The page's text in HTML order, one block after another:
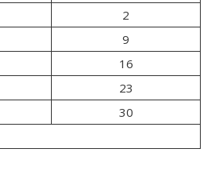
2
9
16
23
30